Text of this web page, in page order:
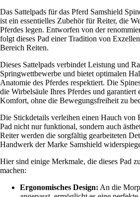
Das Sattelpads für das Pferd Samshield
ist ein essentielles Zubehör für Reiter, die
Pferdes legen. Entworfen von der
folgt dieses Pad einer Tradition von
Bereich Reiten.
Dieses Sattelpads verbindet Leistung und
Springwettbewerbe und bietet optimalen
Anatomie des Pferdes respektiert. Die
die Wirbelsäule Ihres Pferdes und garantiert
Komfort, ohne die Bewegungsfreiheit zu
Die Stickdetails verleihen einen Hauch von
Pad nicht nur funktional, sondern auch
Reiter werden die sorgfältig gearbeiteten
Handwerk der Marke Samshield
Hier sind einige Merkmale, die dieses Pad
machen:
Ergonomisches Design: An die